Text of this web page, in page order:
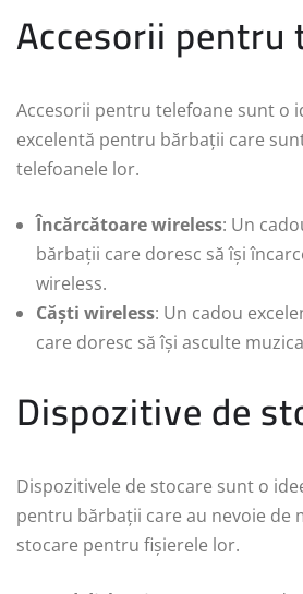
Accesorii pentru
Accesorii pentru telefoane sunt o
excelentă pentru bărbații care
telefoanele lor.
Încărcătoare wireless: Un
bărbații care doresc să își
wireless.
Căști wireless: Un cadou
care doresc să își asculte
Dispozitive de
Dispozitivele de stocare sunt o
pentru bărbații care au nevoie de
stocare pentru fișierele lor.